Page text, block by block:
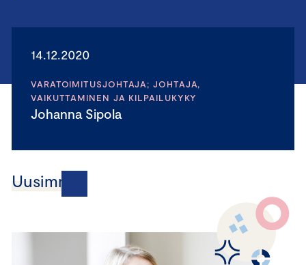
14.12.2020
VARATOIMITUSJOHTAJA; JOHTAJA,
VAIKUTTAMINEN JA KILPAILUKYKY
Johanna Sipola
Uusimmat